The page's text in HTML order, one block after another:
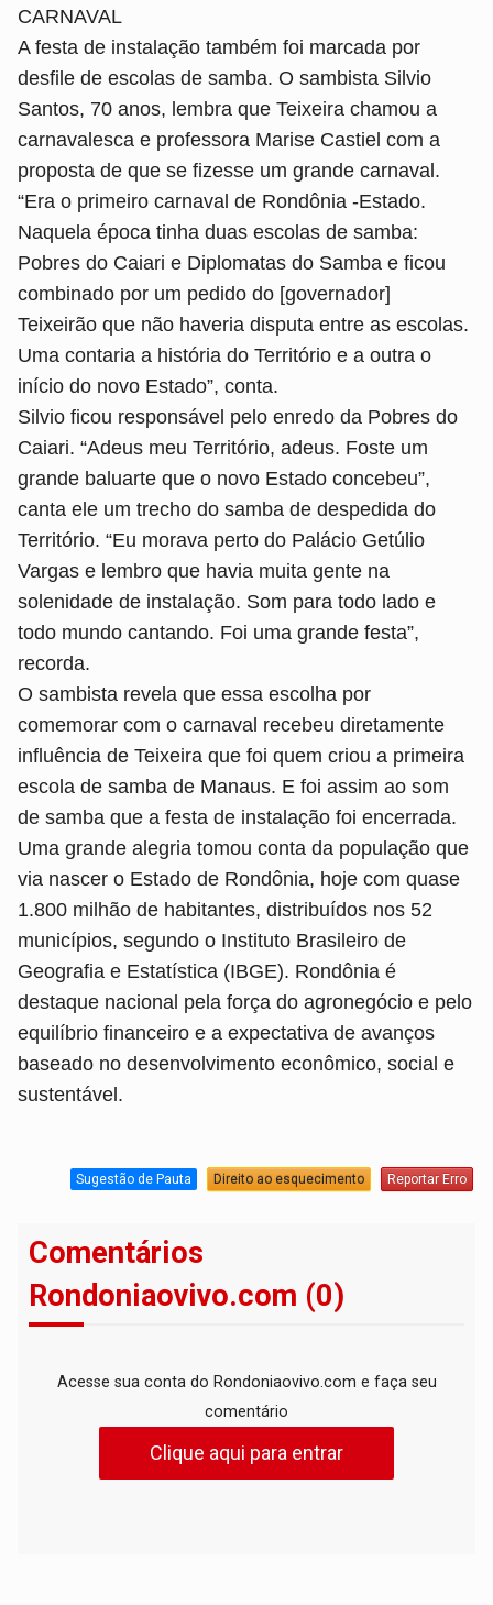
CARNAVAL
A festa de instalação também foi marcada por
desfile de escolas de samba. O sambista Silvio
Santos, 70 anos, lembra que Teixeira chamou a
carnavalesca e professora Marise Castiel com a
proposta de que se fizesse um grande carnaval.
“Era o primeiro carnaval de Rondônia -Estado.
Naquela época tinha duas escolas de samba:
Pobres do Caiari e Diplomatas do Samba e ficou
combinado por um pedido do [governador]
Teixeirão que não haveria disputa entre as escolas.
Uma contaria a história do Território e a outra o
início do novo Estado”, conta.
Silvio ficou responsável pelo enredo da Pobres do
Caiari. “Adeus meu Território, adeus. Foste um
grande baluarte que o novo Estado concebeu”,
canta ele um trecho do samba de despedida do
Território. “Eu morava perto do Palácio Getúlio
Vargas e lembro que havia muita gente na
solenidade de instalação. Som para todo lado e
todo mundo cantando. Foi uma grande festa”,
recorda.
O sambista revela que essa escolha por
comemorar com o carnaval recebeu diretamente
influência de Teixeira que foi quem criou a primeira
escola de samba de Manaus. E foi assim ao som
de samba que a festa de instalação foi encerrada.
Uma grande alegria tomou conta da população que
via nascer o Estado de Rondônia, hoje com quase
1.800 milhão de habitantes, distribuídos nos 52
municípios, segundo o Instituto Brasileiro de
Geografia e Estatística (IBGE). Rondônia é
destaque nacional pela força do agronegócio e pelo
equilíbrio financeiro e a expectativa de avanços
baseado no desenvolvimento econômico, social e
sustentável.
Sugestão de Pauta Direito ao esquecimento Reportar Erro
Comentários
Rondoniaovivo.com (0)
Acesse sua conta do Rondoniaovivo.com e faça seu
comentário
Clique aqui para entrar